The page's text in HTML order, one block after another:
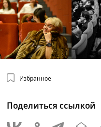
Избранное
Поделиться ссылкой